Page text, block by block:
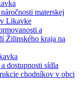
materskej
Likavke
a
Žilinského kraja na
dostupnosti sídla
chodníkov v obci